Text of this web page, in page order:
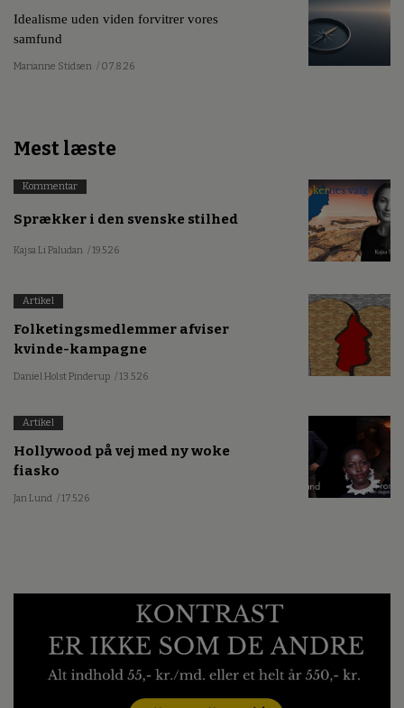
Idealisme uden viden forvitrer vores
samfund
Marianne Stidsen / 07.8.26
Mest læste
Kommentar
Sprækker i den svenske stilhed
Kajsa Li Paludan / 19.5.26
Artikel
Folketingsmedlemmer afviser
kvinde-kampagne
Daniel Holst Pinderup / 13.5.26
Artikel
Hollywood på vej med ny woke
fiasko
Jan Lund / 17.5.26